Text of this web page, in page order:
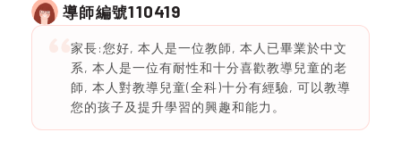
導師編號110419
家長:您好, 本人是一位教師, 本人已畢業於中文
系, 本人是一位有耐性和十分喜歡教導兒童的老
師, 本人對教導兒童(全科)十分有經驗, 可以教導
您的孩子及提升學習的興趣和能力。